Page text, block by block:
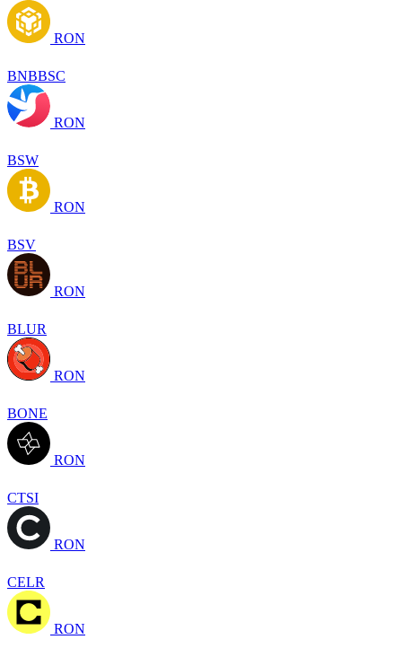
RON
BNBBSC
RON
BSW
RON
BSV
RON
BLUR
RON
BONE
RON
CTSI
RON
CELR
RON